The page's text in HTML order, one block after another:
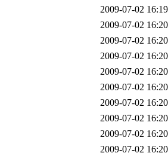
2009-07-02 16:19
2009-07-02 16:20
2009-07-02 16:20
2009-07-02 16:20
2009-07-02 16:20
2009-07-02 16:20
2009-07-02 16:20
2009-07-02 16:20
2009-07-02 16:20
2009-07-02 16:20